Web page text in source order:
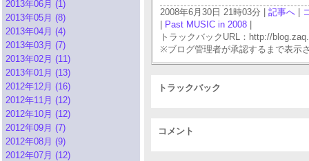
2013年06月 (1)
2013年05月 (8)
2013年04月 (4)
2013年03月 (7)
2013年02月 (11)
2013年01月 (13)
2012年12月 (16)
2012年11月 (12)
2012年10月 (12)
2012年09月 (7)
2012年08月 (9)
2012年07月 (12)
2008年6月30日 21時03分 | 記事へ
Past MUSIC in 2008
トラックバックURL：http://
※ブログ管理者が承認するまで表示
トラックバック
コメント